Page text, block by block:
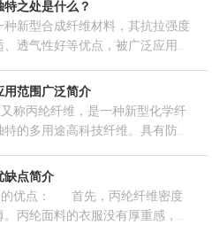
特之处是什么？
种新型合成纤维材料，其抗拉强度
透气性好等优点，被广泛应用于
众多知名品牌的主要原材料之
他材料，丙纶纤维的制造过程更加
纶原料无毒无害，对环境和人体
用范围广泛简介
丙纶纤维，是一种新型化学纤
特的多用途高科技纤维。具有防
良好的耐用性和柔软性，应用范
广泛应用于各个…
缺点简介
优点： 首先，丙纶纤维密度
丙纶面料的衣服没有厚重感，弹